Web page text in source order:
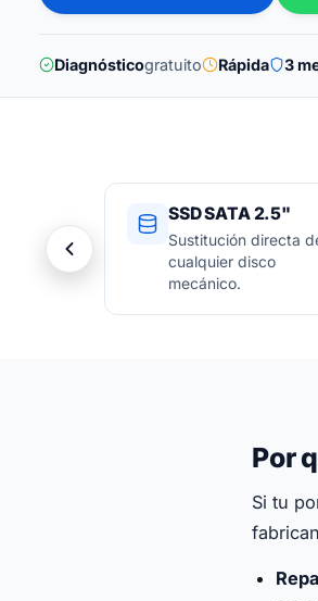
Diagnósticogratuito Rápida 3
SSD SATA 2.5"
Sustitución directa
cualquier disco
mecánico.
Por
Si tu